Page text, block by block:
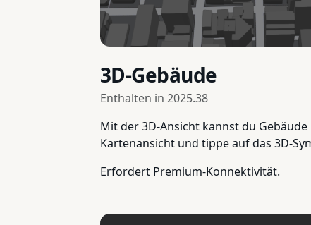
3D-Gebäude
Enthalten in 2025.38
Mit der 3D-Ansicht kannst du
Kartenansicht und tippe auf das 3D-
Erfordert Premium-Konnektivität.